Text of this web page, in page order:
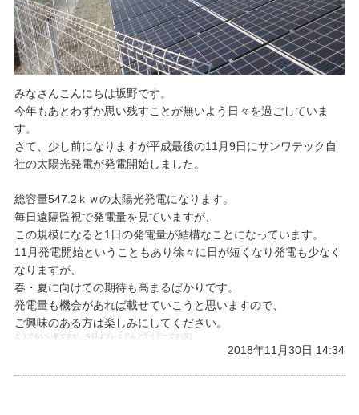
みなさんこんにちは坂野です。
今年もあとわずか思い残すことが無いよう日々を過ごしていま
す。
さて、少し前になりますが平成最後の11月9日にサンワテック自
社の太陽光発電が発電開始しました。
総容量547.2ｋｗの太陽光発電になります。
毎日遠隔監視で発電量を見ていますが、
この規模になると1日の発電量が結構なことになっています。
11月発電開始ということもあり徐々に日が短くなり発電も少なく
なりますが、
春・夏に向けての期待も高まるばかりです。
発電量も機会があれば載せていこうと思いますので、
ご興味のある方は楽しみにしてください。
どうでもいい事ですが、今日はプレミアムフライデーです(笑)
2018年11月30日 14:34